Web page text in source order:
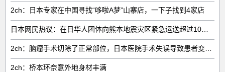
2ch：日本专家在中国寻找“哆啦A梦”山寨店，一下子找到4家店
2ch：桥本环奈意外地身材丰满